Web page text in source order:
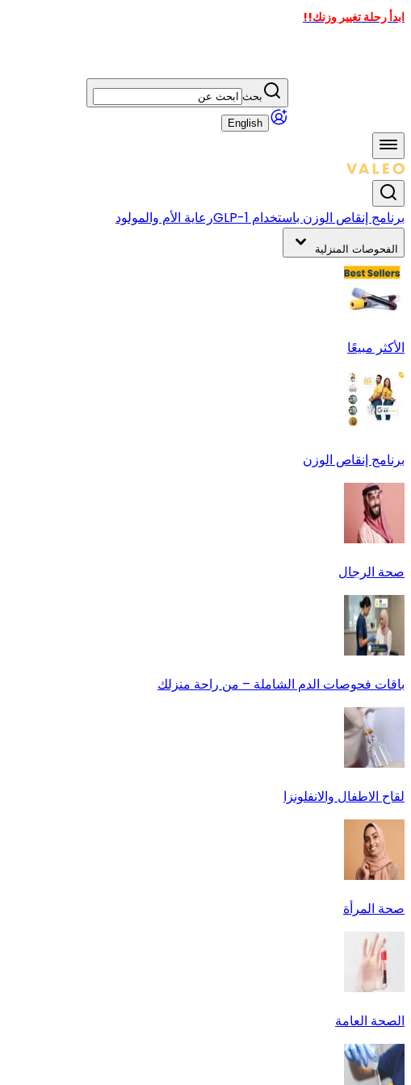
ابدأ رحلة تغيير وزنك!!
بحث
English
برنامج إنقاص الوزن باستخدام GLP-1 رعاية الأم والمولود
الفحوصات المنزلية
الأكثر مبيعًا
برنامج إنقاص الوزن
صحة الرجال
باقات فحوصات الدم الشاملة – من راحة منزلك
لقاح الاطفال والانفلونزا
صحة المرأة
الصحة العامة